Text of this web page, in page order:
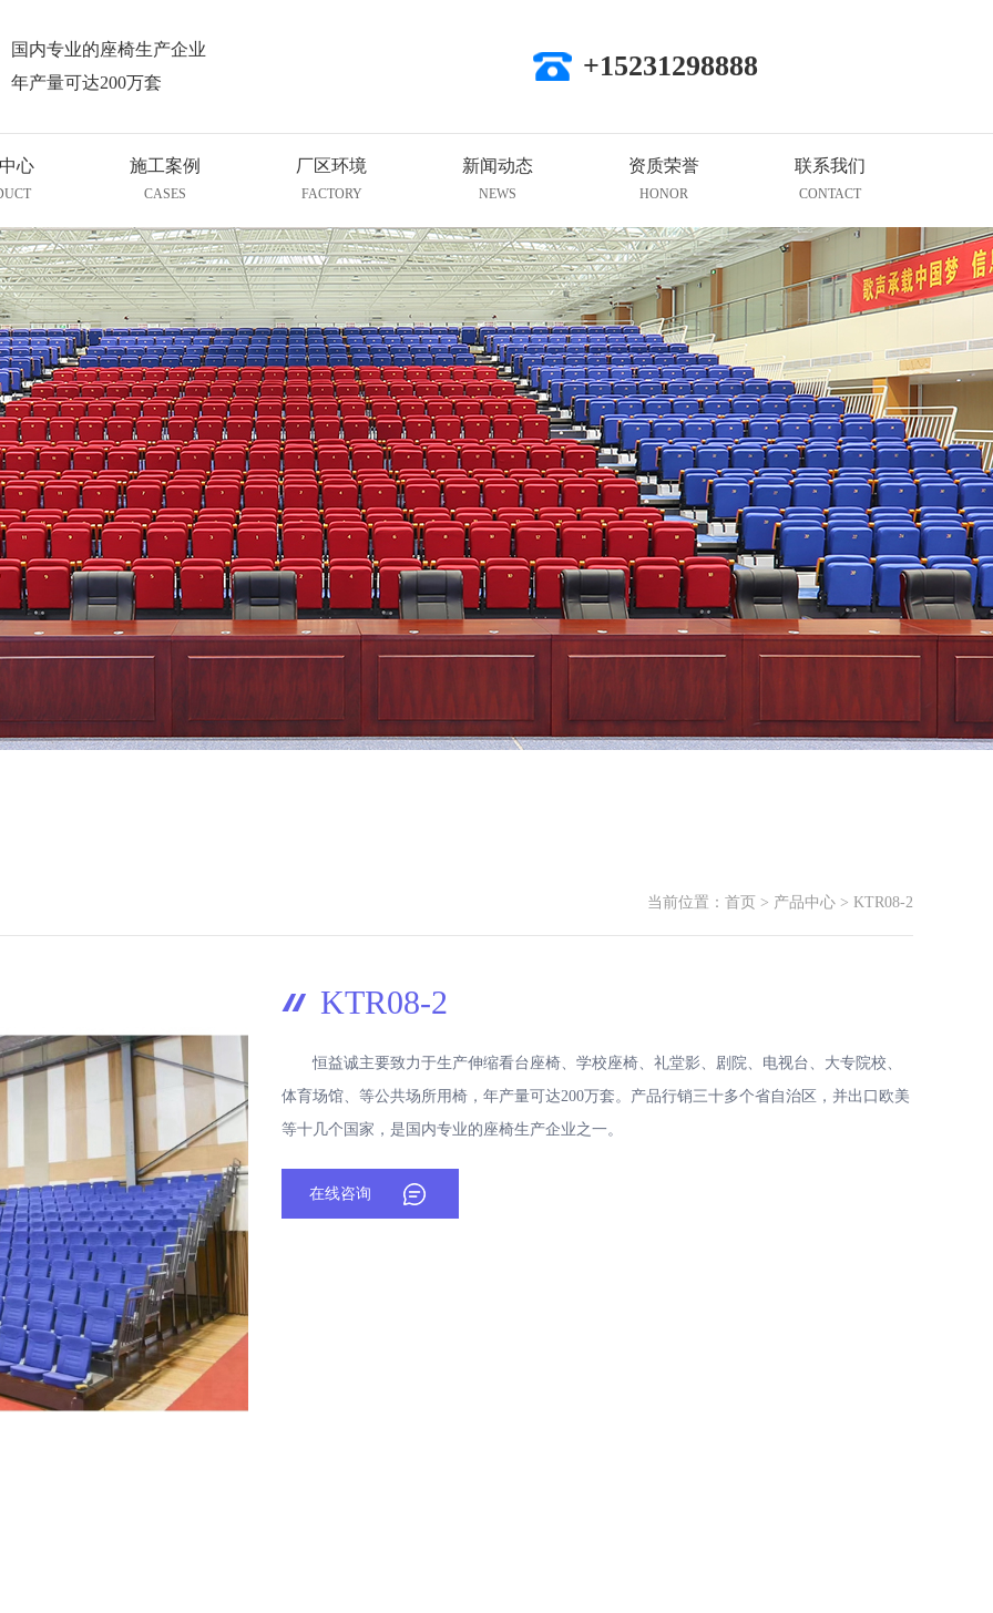
国内专业的座椅生产企业
年产量可达200万套
+15231298888
心 施工案例
CASES
厂区环境
FACTORY
新闻动态
NEWS
资质荣誉
HONOR
联系我们
CONTACT
当前位置： 首页 > 产品中心 > KTR08-2
KTR08-2
恒益诚主要致力于生产伸缩看台座椅、学校座椅、礼堂影、剧院、电视台、大专院校、
体育场馆、等公共场所用椅，年产量可达200万套。产品行销三十多个省自治区，并出口欧美
等十几个国家，是国内专业的座椅生产企业之一。
在线咨询